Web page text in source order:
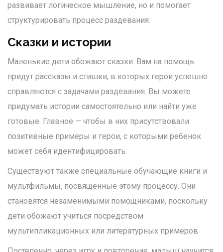
развивает логическое мышление, но и помогает
структурировать процесс раздевания.
Сказки и истории
Маленькие дети обожают сказки. Вам на помощь
придут рассказы и стишки, в которых герои успешно
справляются с задачами раздевания. Вы можете
придумать истории самостоятельно или найти уже
готовые. Главное — чтобы в них присутствовали
позитивные примеры и герои, с которыми ребенок
может себя идентифицировать.
Существуют также специальные обучающие книги и
мультфильмы, посвящённые этому процессу. Они
становятся незаменимыми помощниками, поскольку
дети обожают учиться посредством
мультипликационных или литературных примеров.